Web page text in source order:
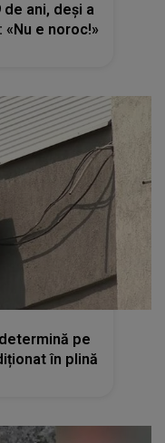
de ani, deși a
e noroc!»
pe
în plină